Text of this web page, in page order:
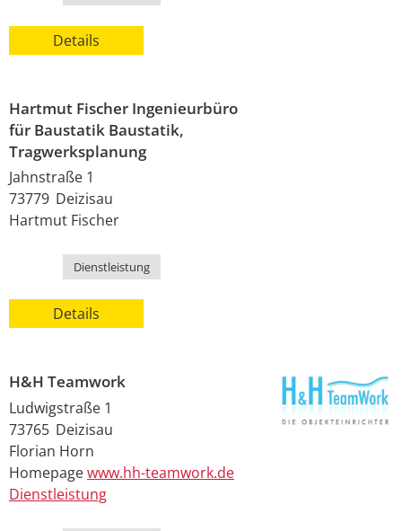
Details
Hartmut Fischer Ingenieurbüro
für Baustatik Baustatik,
Tragwerksplanung
Jahnstraße 1
73779 Deizisau
Hartmut Fischer
Dienstleistung
Details
H&H Teamwork
Ludwigstraße 1
73765 Deizisau
Florian Horn
Homepagewww.hh-teamwork.de
Dienstleistung